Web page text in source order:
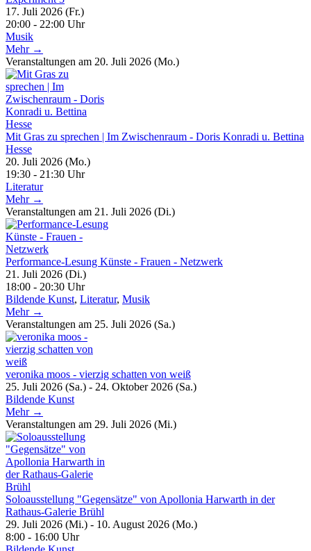
17. Juli 2026 (Fr.)
20:00 - 22:00 Uhr
Musik
Mehr →
Veranstaltungen am 20. Juli 2026 (Mo.)
Mit Gras zu sprechen | Im Zwischenraum - Doris Konradi u. Bettina
Hesse
20. Juli 2026 (Mo.)
19:30 - 21:30 Uhr
Literatur
Mehr →
Veranstaltungen am 21. Juli 2026 (Di.)
Performance-Lesung Künste - Frauen - Netzwerk
21. Juli 2026 (Di.)
18:00 - 20:30 Uhr
Bildende Kunst, Literatur, Musik
Mehr →
Veranstaltungen am 25. Juli 2026 (Sa.)
veronika moos - vierzig schatten von weiß
25. Juli 2026 (Sa.) - 24. Oktober 2026 (Sa.)
Bildende Kunst
Mehr →
Veranstaltungen am 29. Juli 2026 (Mi.)
Soloausstellung "Gegensätze" von Apollonia Harwarth in der
Rathaus-Galerie Brühl
29. Juli 2026 (Mi.) - 10. August 2026 (Mo.)
8:00 - 16:00 Uhr